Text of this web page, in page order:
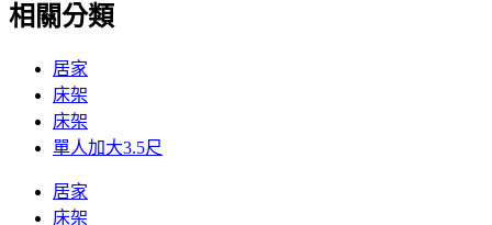
相關分類
居家
床架
床架
單人加大3.5尺
居家
床架